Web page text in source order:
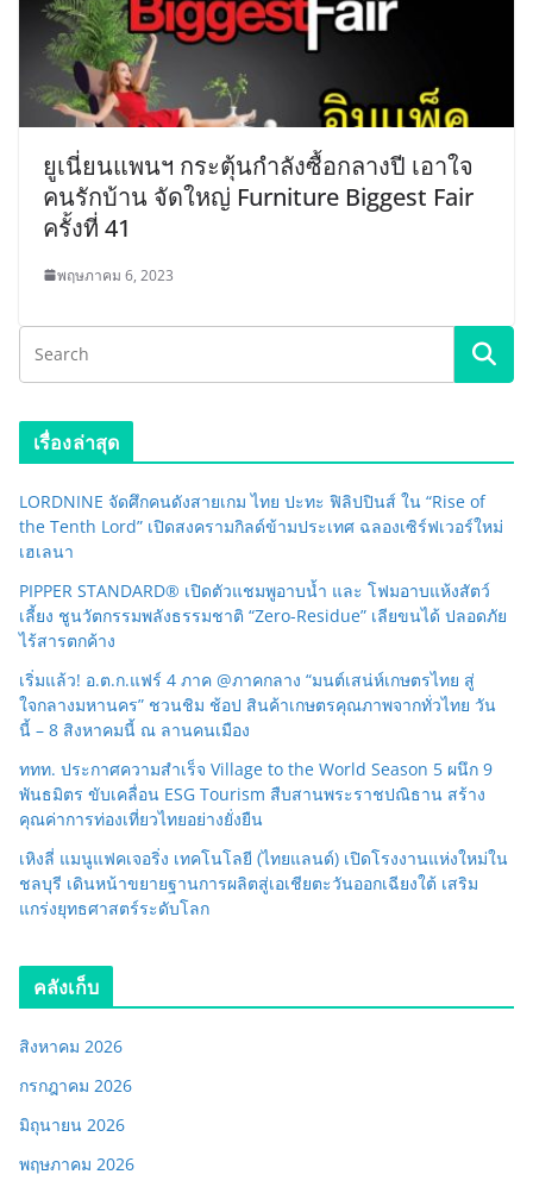
ยูเนี่ยนแพนฯ กระตุ้นกำลังซื้อกลางปี เอาใจ
คนรักบ้าน จัดใหญ่ Furniture Biggest Fair
ครั้งที่ 41
พฤษภาคม 6, 2023
เรื่องล่าสุด
LORDNINE จัดศึกคนดังสายเกม ไทย ปะทะ ฟิลิปปินส์ ใน “Rise of
the Tenth Lord” เปิดสงครามกิลด์ข้ามประเทศ ฉลองเซิร์ฟเวอร์ใหม่
เฮเลนา
PIPPER STANDARD® เปิดตัวแชมพูอาบน้ำ และ โฟมอาบแห้งสัตว์
เลี้ยง ชูนวัตกรรมพลังธรรมชาติ “Zero-Residue” เลียขนได้ ปลอดภัย
ไร้สารตกค้าง
เริ่มแล้ว! อ.ต.ก.แฟร์ 4 ภาค @ภาคกลาง “มนต์เสน่ห์เกษตรไทย สู่
ใจกลางมหานคร” ชวนชิม ช้อป สินค้าเกษตรคุณภาพจากทั่วไทย วัน
นี้ – 8 สิงหาคมนี้ ณ ลานคนเมือง
ททท. ประกาศความสำเร็จ Village to the World Season 5 ผนึก 9
พันธมิตร ขับเคลื่อน ESG Tourism สืบสานพระราชปณิธาน สร้าง
คุณค่าการท่องเที่ยวไทยอย่างยั่งยืน
เหิงลี่ แมนูแฟคเจอริ่ง เทคโนโลยี (ไทยแลนด์) เปิดโรงงานแห่งใหม่ใน
ชลบุรี เดินหน้าขยายฐานการผลิตสู่เอเชียตะวันออกเฉียงใต้ เสริม
แกร่งยุทธศาสตร์ระดับโลก
คลังเก็บ
สิงหาคม 2026
กรกฎาคม 2026
มิถุนายน 2026
พฤษภาคม 2026